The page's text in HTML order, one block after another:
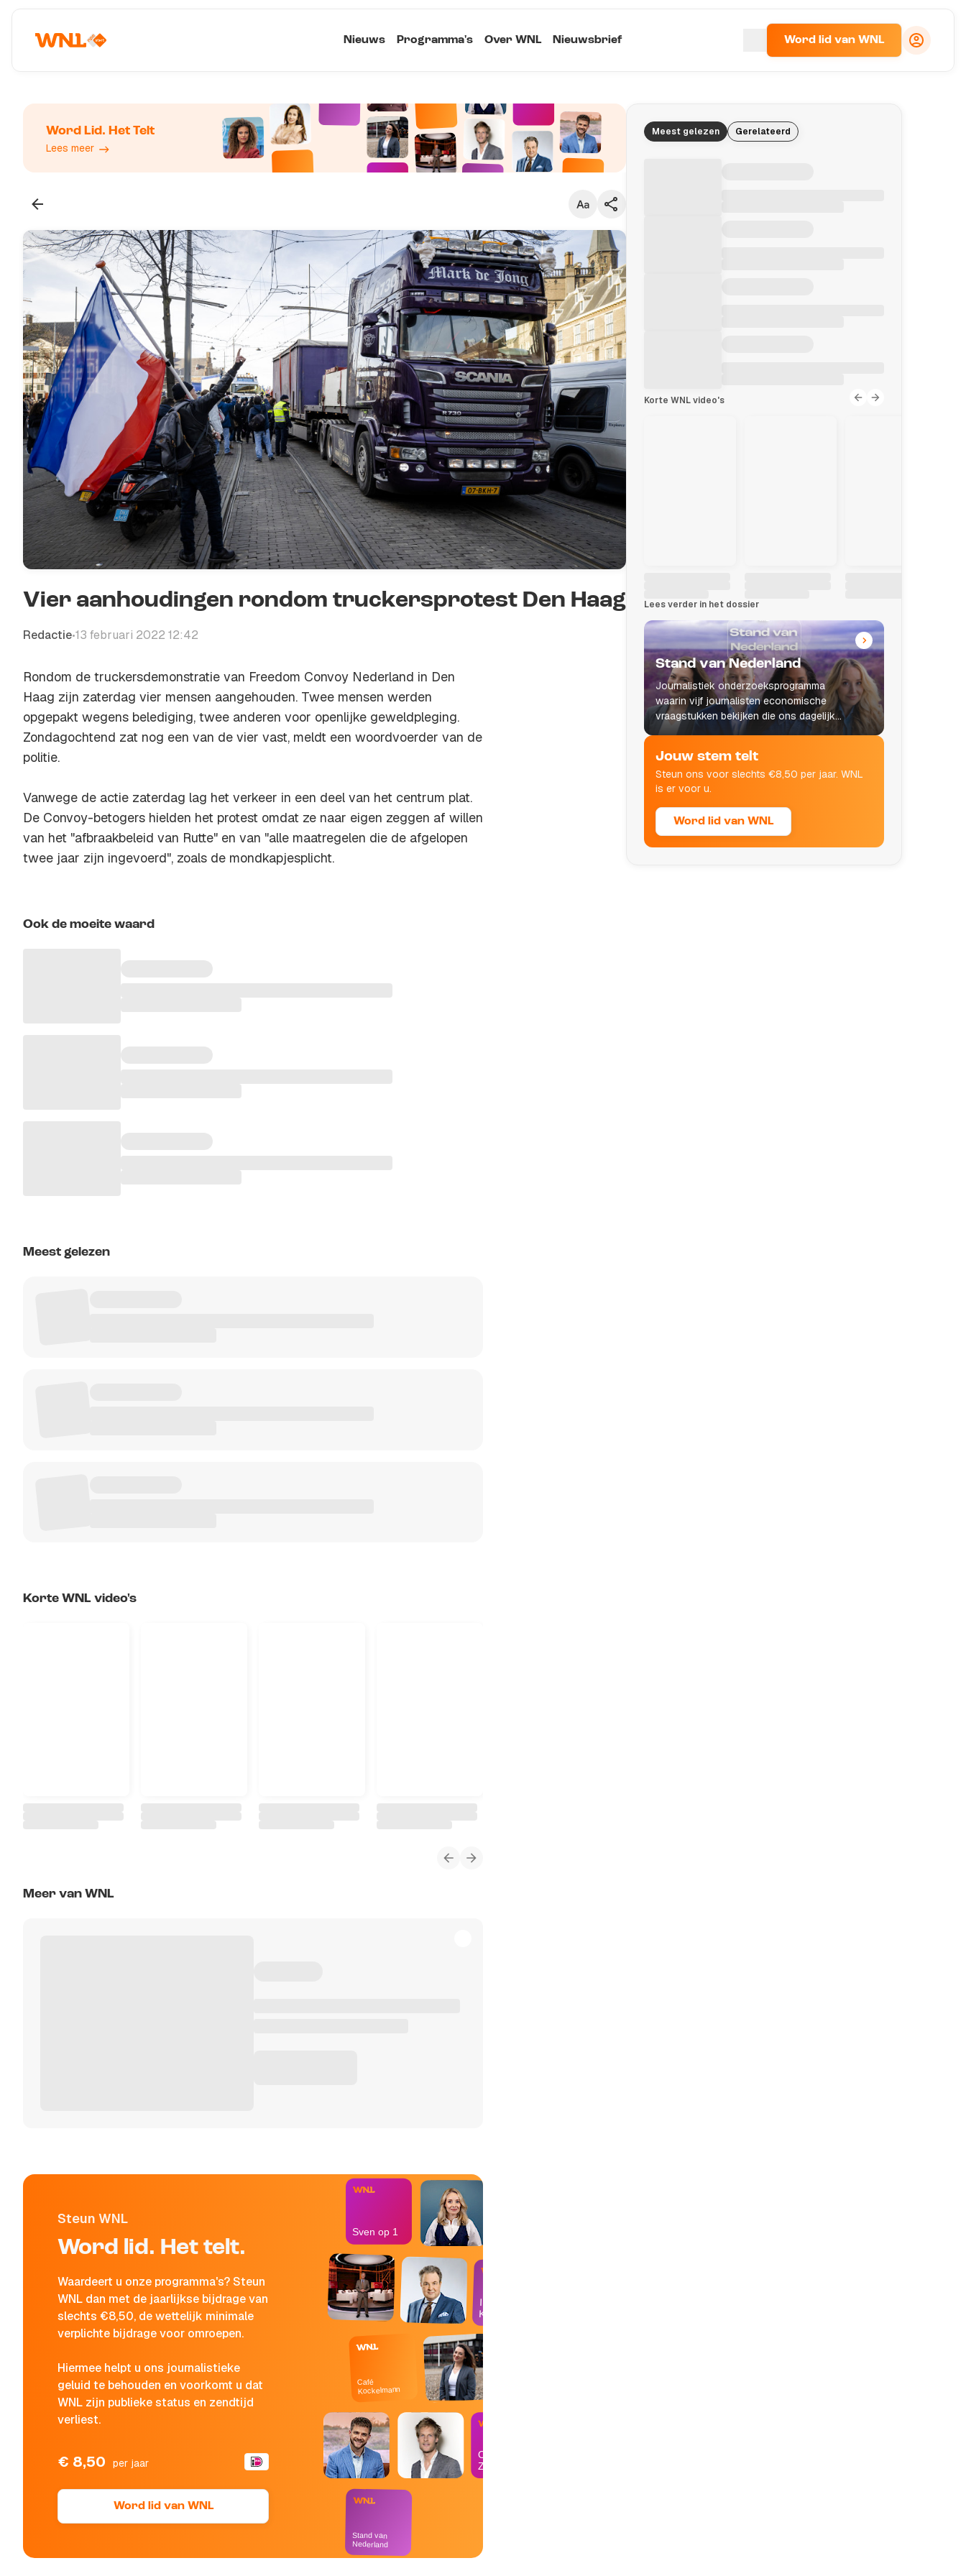
Nieuws Programma's Over WNL Nieuwsbrief Word lid van WNL
Word Lid. Het Telt
Lees meer
Klein
Standaard
Groot
Kopieer link
Vier aanhoudingen rondom truckersprotest Den Haag
Redactie•13 februari 2022 12:42
Rondom de truckersdemonstratie van Freedom Convoy Nederland in Den
Haag zijn zaterdag vier mensen aangehouden. Twee mensen werden
opgepakt wegens belediging, twee anderen voor openlijke geweldpleging.
Zondagochtend zat nog een van de vier vast, meldt een woordvoerder van de
politie.
Vanwege de actie zaterdag lag het verkeer in een deel van het centrum plat.
De Convoy-betogers hielden het protest omdat ze naar eigen zeggen af willen
van het "afbraakbeleid van Rutte" en van "alle maatregelen die de afgelopen
twee jaar zijn ingevoerd", zoals de mondkapjesplicht.
Ook de moeite waard
Meest gelezen
Korte WNL video's
Meer van WNL
Steun WNL
Word lid. Het telt.
Waardeert u onze programma's? Steun
WNL dan met de jaarlijkse bijdrage van
slechts €8,50, de wettelijk minimale
verplichte bijdrage voor omroepen.
Hiermee helpt u ons journalistieke
geluid te behouden en voorkomt u dat
WNL zijn publieke status en zendtijd
verliest.
€ 8,50 per jaar
Word lid van WNL
Stand van
Nederland
Op
Zondag
Café
Kockelmann
In de
Kantine
Sven op 1
Meest gelezen Gerelateerd
Korte WNL video's
Lees verder in het dossier
Stand van Nederland
Journalistiek onderzoeksprogramma
waarin vijf journalisten economische
vraagstukken bekijken die ons dagelijks
leven raken.
Jouw stem telt
Steun ons voor slechts €8,50 per jaar. WNL
is er voor u.
Word lid van WNL